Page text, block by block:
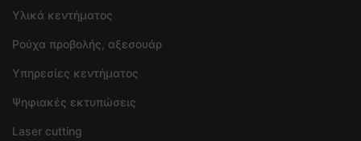
Υλικά κεντήματος
Ρούχα προβολής, αξεσουάρ
Υπηρεσίες κεντήματος
Ψηφιακές εκτυπώσεις
Laser cutting